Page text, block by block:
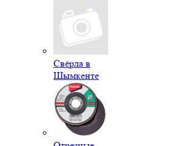
Свёрла в
Шымкенте